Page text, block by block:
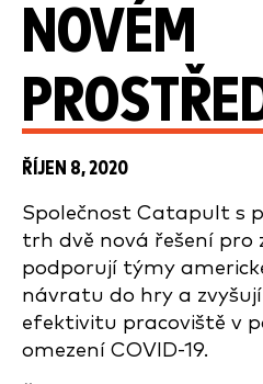
NOVÉM
ŘÍJEN 8, 2020
Společnost Catapult s
trh dvě nová řešení pro
podporují týmy
návratu do hry a
efektivitu pracoviště v
omezení COVID-19.